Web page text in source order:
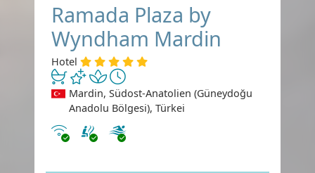
Ramada Plaza by
Wyndham Mardin
Hotel
Mardin, Südost-Anatolien (Güneydoğu
Anadolu Bölgesi), Türkei
Internet